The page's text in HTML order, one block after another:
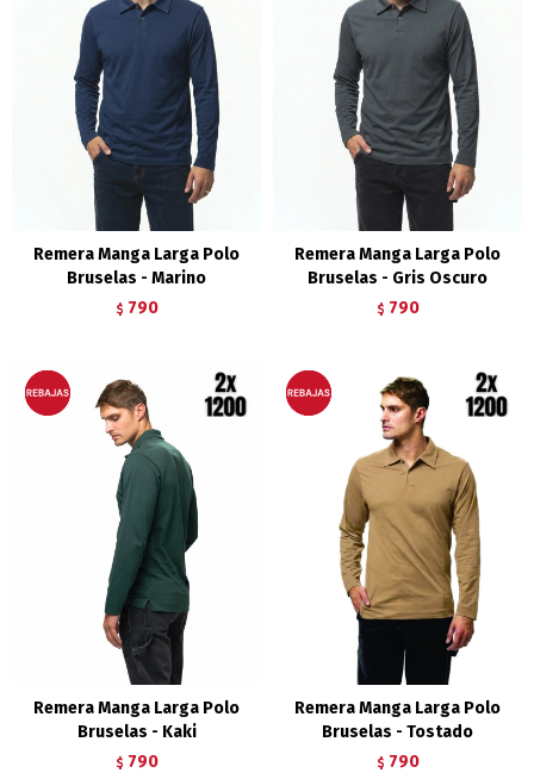
Remera Manga Larga Polo
Bruselas - Marino
$ 790
Remera Manga Larga Polo
Bruselas - Gris Oscuro
$ 790
Remera Manga Larga Polo
Bruselas - Kaki
$ 790
Remera Manga Larga Polo
Bruselas - Tostado
$ 790